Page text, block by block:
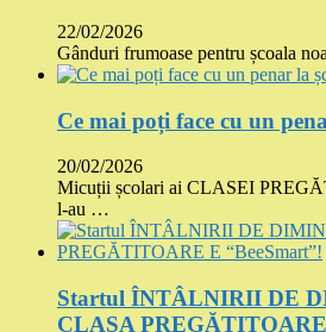
22/02/2026
Gânduri frumoase pentru școala
Ce mai poți face cu un
20/02/2026
Micuții școlari ai CLASEI
l-au …
Startul ÎNTÂLNIRII DE
CLASA